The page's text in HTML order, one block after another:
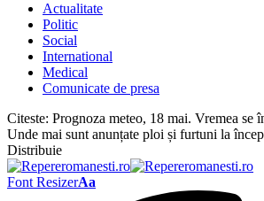
Actualitate
Politic
Social
International
Medical
Comunicate de presa
Citeste: Prognoza meteo, 18 mai. Vremea se
Unde mai sunt anunțate ploi și furtuni la
Distribuie
Font ResizerAa